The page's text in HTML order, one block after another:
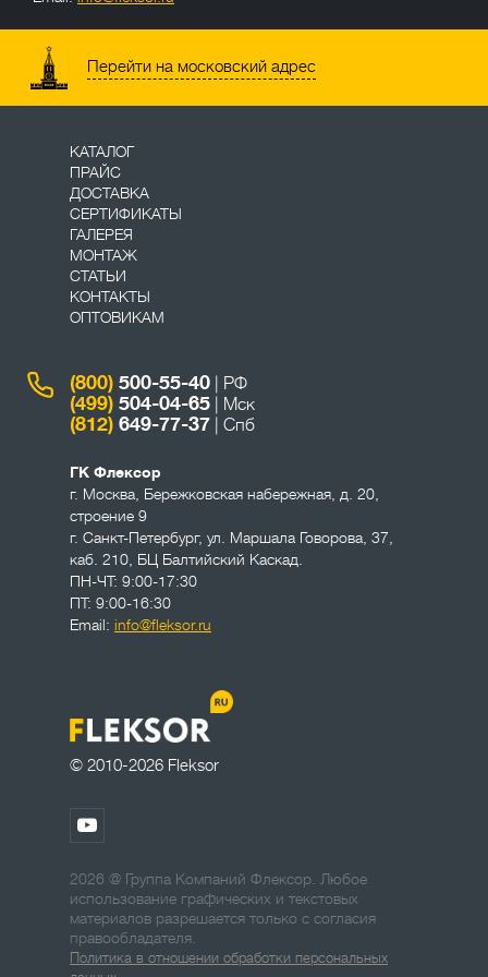
Перейти на московский адрес
© 2010-2026 Fleksor
КАТАЛОГ
ПРАЙС
ДОСТАВКА
СЕРТИФИКАТЫ
ГАЛЕРЕЯ
МОНТАЖ
СТАТЬИ
КОНТАКТЫ
ОПТОВИКАМ
(800) 500-55-40 | РФ
(499) 504-04-65 | Мск
(812) 649-77-37 | Спб
ГК Флексор
г. Москва Бережковская набережная, д. 20,
строение 9
г. Санкт-Петербург, ул. Маршала Говорова, 37,
каб. 210, БЦ Балтийский Каскад.
ПН-ЧТ: 9:00-17:30
ПТ: 9:00-16:30
Email: info@fleksor.ru
2026 @ Группа Компаний Флексор. Любое
использование графических и текстовых
материалов разрешается только с согласия
правообладателя.
Политика в отношении обработки персональных